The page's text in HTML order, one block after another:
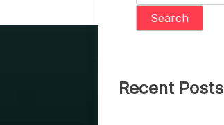
Search
Recent Posts